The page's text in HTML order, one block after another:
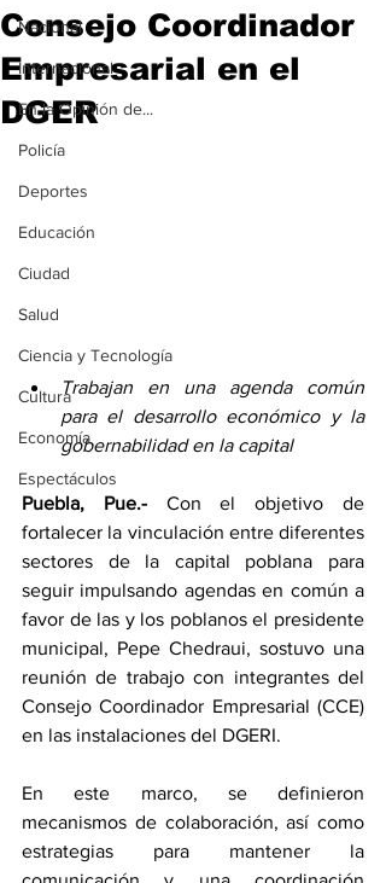
Nacional
Internacional
En la Opinión de...
Policía
Deportes
Educación
Ciudad
Salud
Ciencia y Tecnología
Cultura
Economía
Espectáculos
Consejo Coordinador
Empresarial en el
DGER
Trabajan en una agenda común
para el desarrollo económico y la
gobernabilidad en la capital
Puebla, Pue.- Con el objetivo de
fortalecer la vinculación entre diferentes
sectores de la capital poblana para
seguir impulsando agendas en común a
favor de las y los poblanos el presidente
municipal, Pepe Chedraui, sostuvo una
reunión de trabajo con integrantes del
Consejo Coordinador Empresarial (CCE)
en las instalaciones del DGERI.
En este marco, se definieron
mecanismos de colaboración, así como
estrategias para mantener la